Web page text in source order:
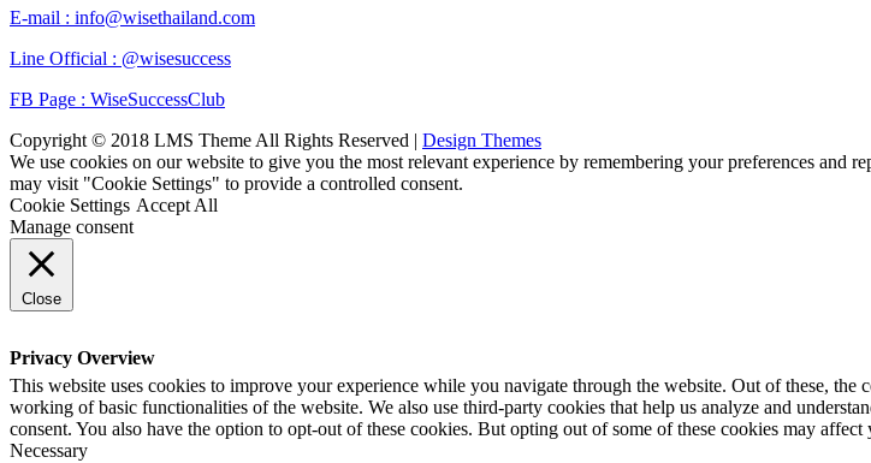
E-mail : info@wisethailand.com
Line Official : @wisesuccess
FB Page : WiseSuccessClub
Copyright © 2018 LMS Theme All Rights Reserved | Design Themes
We use cookies on our website to give you the most relevant experience by remembering your preferences
may visit "Cookie Settings" to provide a controlled consent.
Cookie Settings Accept All
Manage consent
Close
Privacy Overview
This website uses cookies to improve your experience while you navigate through the website. Out of these, the
working of basic functionalities of the website. We also use third-party cookies that help us analyze and
consent. You also have the option to opt-out of these cookies. But opting out of some of these cookies may
Necessary